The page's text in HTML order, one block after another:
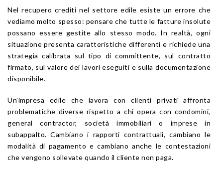
Nel recupero crediti nel settore edile esiste un errore che
vediamo molto spesso: pensare che tutte le fatture insolute
possano essere gestite allo stesso modo. In realtà, ogni
situazione presenta caratteristiche differenti e richiede una
strategia calibrata sul tipo di committente, sul contratto
firmato, sul valore dei lavori eseguiti e sulla documentazione
disponibile.
Un’impresa edile che lavora con clienti privati affronta
problematiche diverse rispetto a chi opera con condomini,
general contractor, società immobiliari o imprese in
subappalto. Cambiano i rapporti contrattuali, cambiano le
modalità di pagamento e cambiano anche le contestazioni
che vengono sollevate quando il cliente non paga.